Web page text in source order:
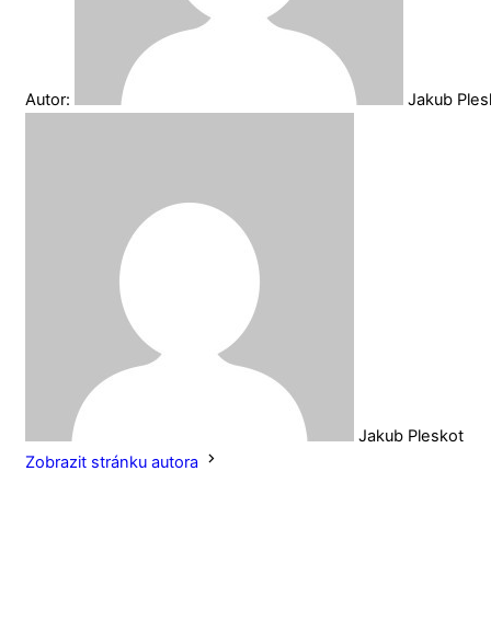
Autor: Jakub
Jakub Pleskot
Zobrazit stránku autora